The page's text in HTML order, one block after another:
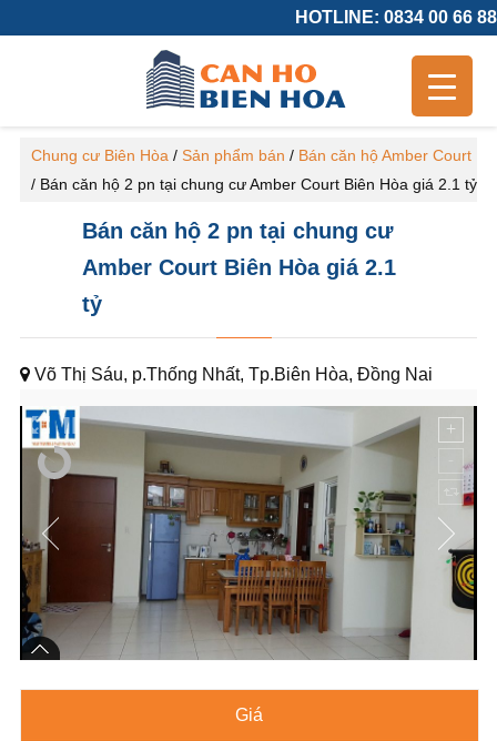
HOTLINE: 0834 00 66 88
Chung cư Biên Hòa / Sản phẩm bán / Bán căn hộ Amber Court
/ Bán căn hộ 2 pn tại chung cư Amber Court Biên Hòa giá 2.1 tỷ
Bán căn hộ 2 pn tại chung cư
Amber Court Biên Hòa giá 2.1
tỷ
Võ Thị Sáu, p.Thống Nhất, Tp.Biên Hòa, Đồng Nai
Giá